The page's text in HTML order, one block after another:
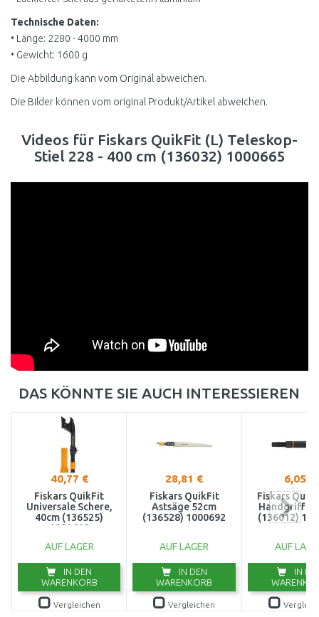
Technische Daten:
• Länge: 2280 - 4000 mm
• Gewicht: 1600 g
Die Abbildung kann vom Original abweichen.
Die Bilder können vom original Produkt/Artikel abweichen.
Videos für Fiskars QuikFit (L) Teleskop-
Stiel 228 - 400 cm (136032) 1000665
DAS KÖNNTE SIE AUCH INTERESSIEREN
40,77 €
Fiskars QuikFit
Universale Schere,
40cm (136525)
1001410
AUF LAGER
IN DEN
WARENKORB
Vergleichen
28,81 €
Fiskars QuikFit
Astsäge 52cm
(136528) 1000692
AUF LAGER
IN DEN
WARENKORB
Vergleichen
6,05 €
Fiskars
Handgriff
(136012)
AUF
IN